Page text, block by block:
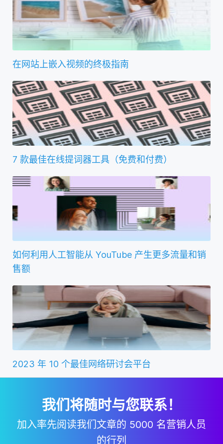
在网站上嵌入视频的终极指南
7 款最佳在线提词器工具（免费和付费）
如何利用人工智能从 YouTube 产生更多流量和销
售额
2023 年 10 个最佳网络研讨会平台
我们将随时与您联系！
加入率先阅读我们文章的 5000 名营销人员
的行列